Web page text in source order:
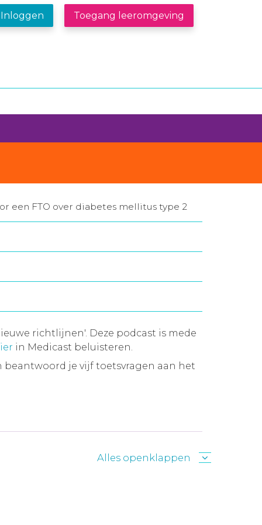
Inloggen Toegang leeromgeving
een FTO over diabetes mellitus type 2
richtlijnen'. Deze podcast is mede
in Medicast beluisteren.
beantwoord je vijf toetsvragen aan het
Alles openklappen